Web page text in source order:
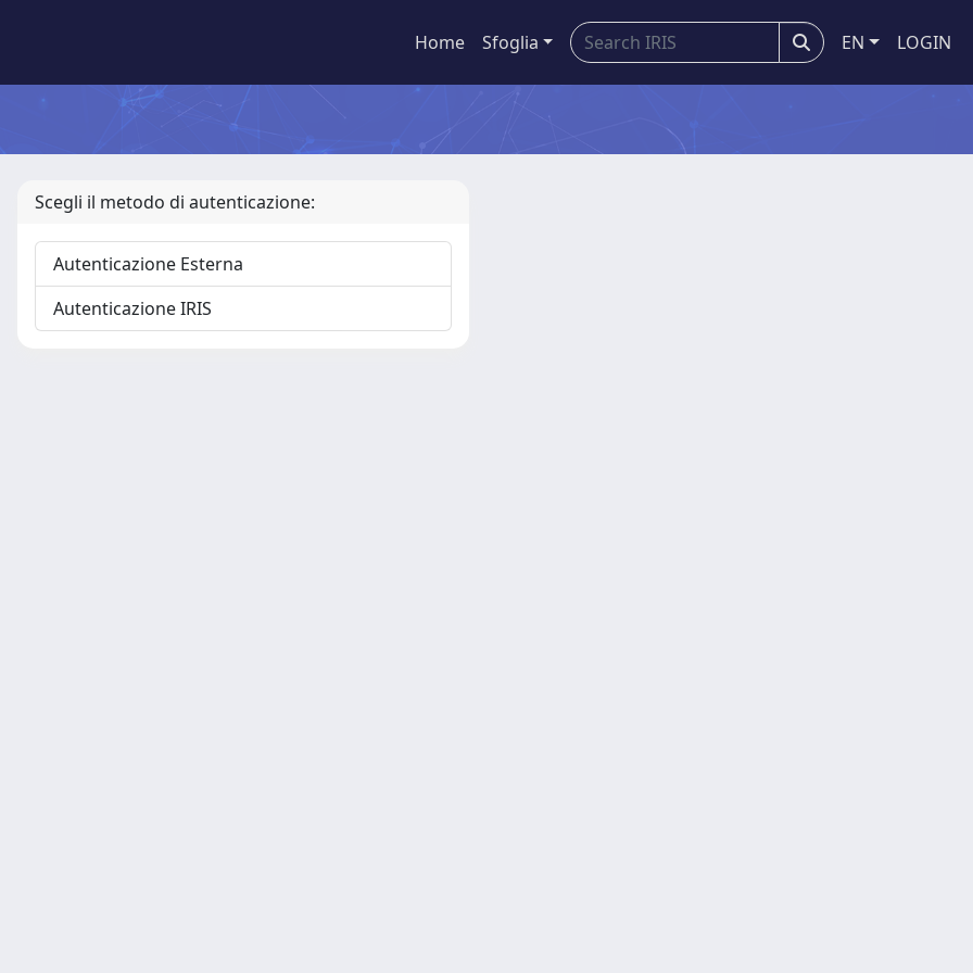
Home Sfoglia EN LOGIN
Scegli il metodo di autenticazione:
Autenticazione Esterna
Autenticazione IRIS